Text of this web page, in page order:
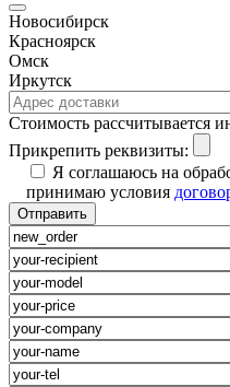
Новосибирск
Красноярск
Омск
Иркутск
Cтоимость рассчитывается
Прикрепить реквизиты:
Я соглашаюсь на
принимаю условия